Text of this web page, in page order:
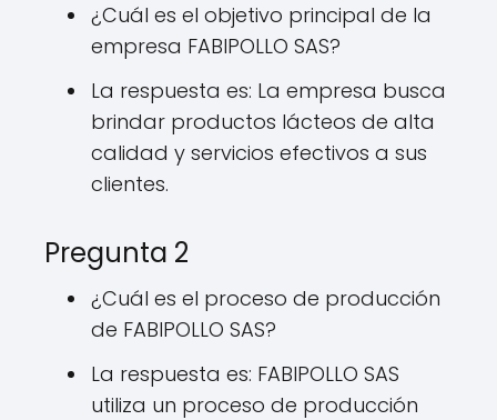
¿Cuál es el objetivo principal de la
empresa FABIPOLLO SAS?
La respuesta es: La empresa busca
brindar productos lácteos de alta
calidad y servicios efectivos a sus
clientes.
Pregunta 2
¿Cuál es el proceso de producción
de FABIPOLLO SAS?
La respuesta es: FABIPOLLO SAS
utiliza un proceso de producción